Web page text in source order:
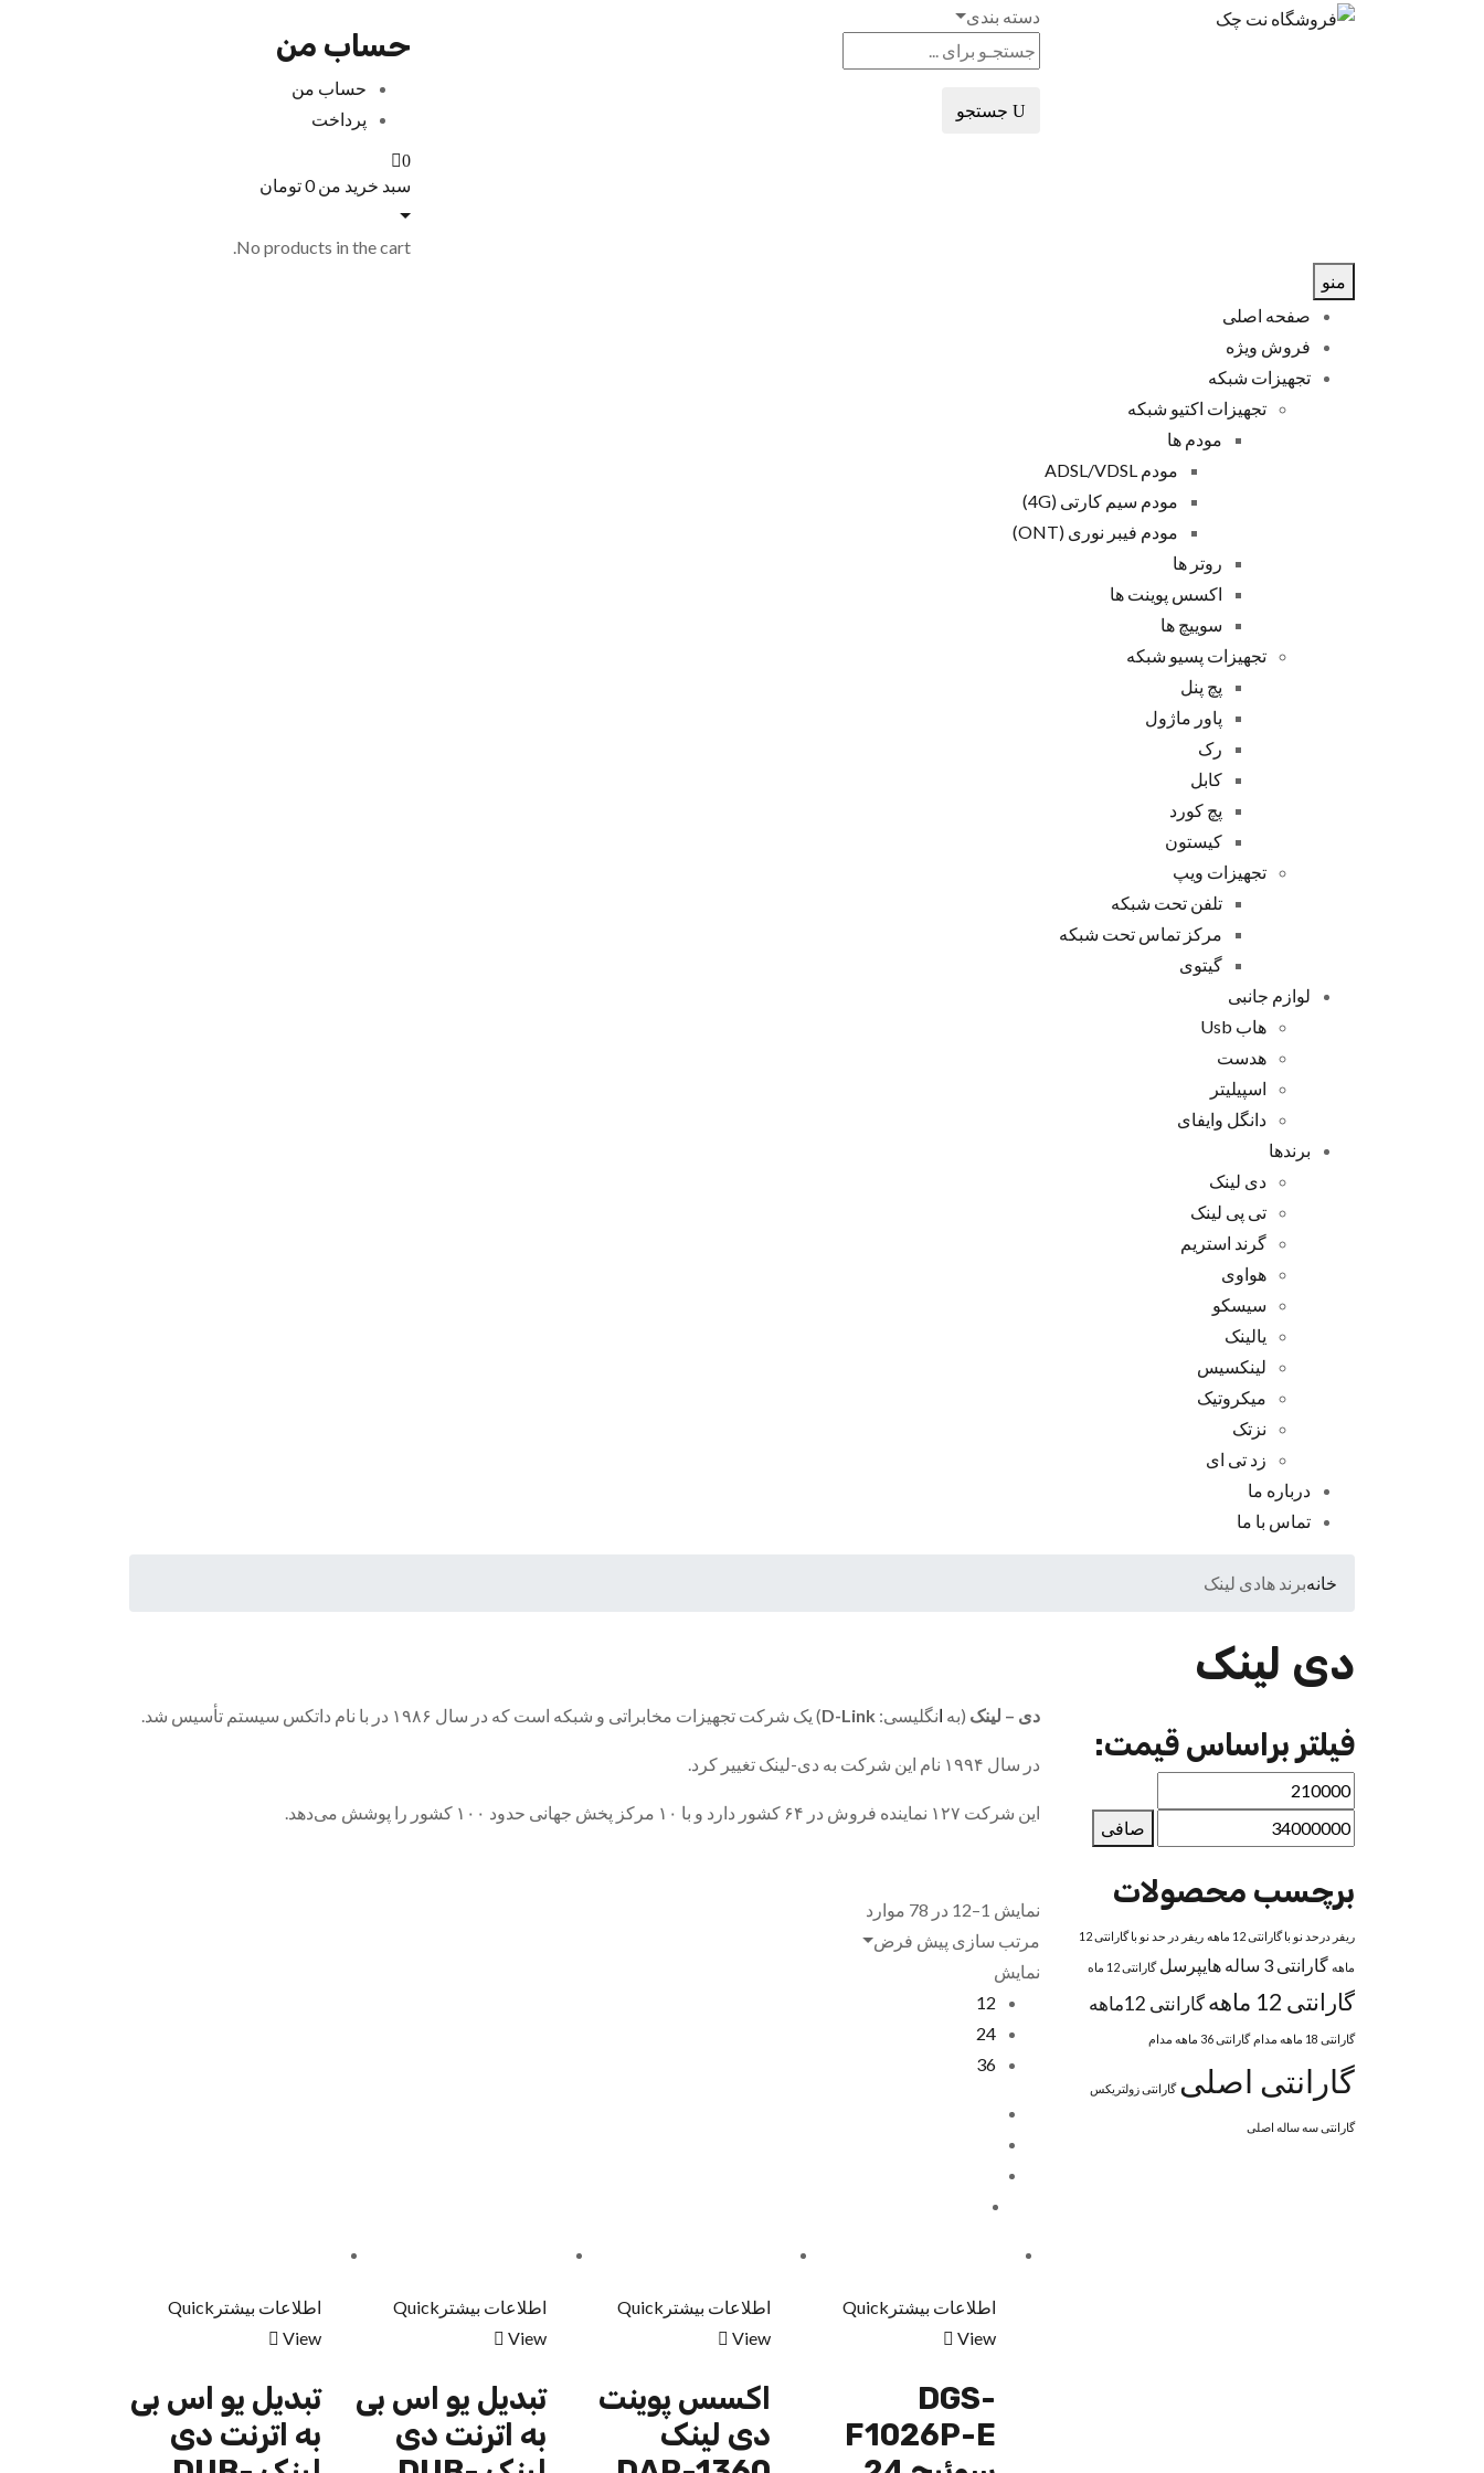
دسته بندی
جستجو
حساب من
حساب من
پرداخت
0
سبد خرید من0تومان
No products in the cart.
منو
صفحه اصلی
فروش ویژه
تجهیزات شبکه
تجهیزات اکتیو شبکه
مودم ها
مودم ADSL/VDSL
مودم سیم کارتی (4G)
مودم فیبر نوری (ONT)
روتر ها
اکسس پوینت ها
سوییچ ها
تجهیزات پسیو شبکه
پچ پنل
پاور ماژول
رک
کابل
پچ کورد
کیستون
تجهیزات ویپ
تلفن تحت شبکه
مرکز تماس تحت شبکه
گیتوی
لوازم جانبی
هاب Usb
هدست
اسپیلیتر
دانگل وایفای
برندها
دی لینک
تی پی لینک
گرند استریم
هواوی
سیسکو
یالینک
لینکسیس
میکروتیک
نزتک
زد تی ای
درباره ما
تماس با ما
خانهبرند هادی لینک
دی لینک
فیلتر براساس قیمت:
صافی
برچسب محصولات
ریفر درحد نو با گارانتی 12 ماهه ریفر در حد نو با گارانتی 12
ماهه گارانتی 3 ساله هایپرسل گارانتی 12 ماه
گارانتی 12 ماهه گارانتی 12ماهه
گارانتی 18 ماهه مدام گارانتی 36 ماهه مدام
گارانتی اصلی گارانتی زولتریکس
گارانتی سه ساله اصلی
دی – لینک (به انگلیسی: D-Link) یک شرکت تجهیزات مخابراتی و شبکه است که در سال ۱۹۸۶ در با نام داتکس سیستم تأسیس شد.
در سال ۱۹۹۴ نام این شرکت به دی-لینک تغییر کرد.
این شرکت ۱۲۷ نماینده فروش در ۶۴ کشور دارد و با ۱۰ مرکز پخش جهانی حدود ۱۰۰ کشور را پوشش می‌دهد.
نمایش 1–12 در 78 موارد
مرتب سازی پیش فرض
نمایش
12
24
36
اطلاعات بیشتر Quick
View
DGS-
F1026P-E
اطلاعات بیشتر Quick
View
اکسس پوینت
دی لینک
اطلاعات بیشتر Quick
View
تبدیل یو اس بی
به اترنت دی
اطلاعات بیشتر Quick
View
تبدیل یو اس بی
به اترنت دی